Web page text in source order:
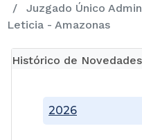
Juzgado Único
Leticia - Amazonas
Histórico de Novedades
2026